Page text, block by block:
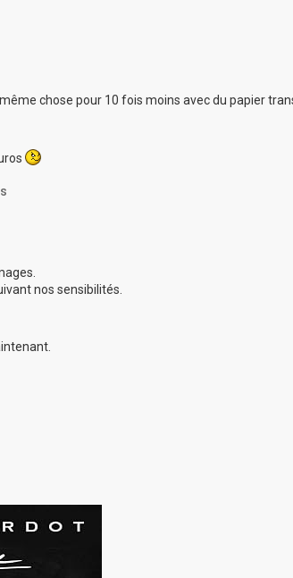
chose pour 10 fois moins avec du papier
nos sensibilités.